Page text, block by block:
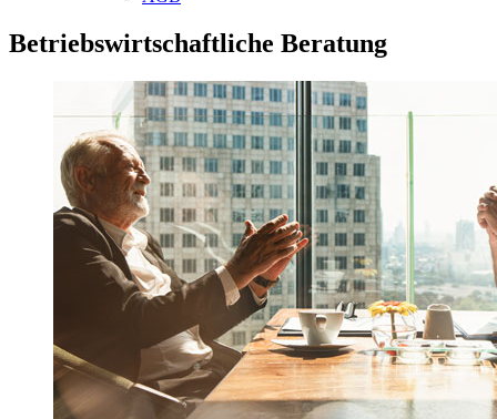
Betriebswirtschaftliche Beratung